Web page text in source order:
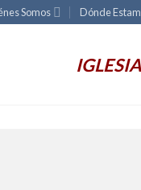
Somos Dónde